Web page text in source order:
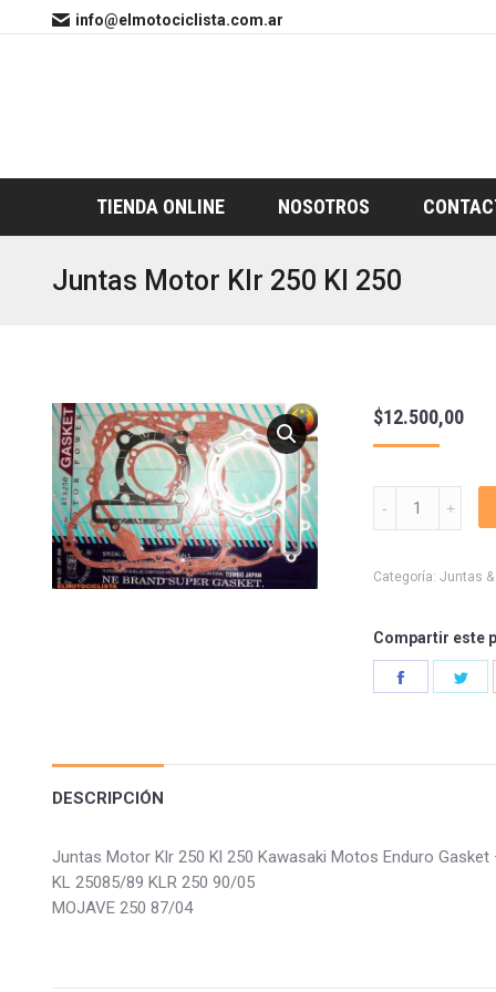
info@elmotociclista.com.ar
TIENDA ONLINE NOSOTROS
Juntas Motor Klr 250 Kl 250
$12.500,00
Juntas
250
quantity
Categoría:Juntas
Compartir este
DESCRIPCIÓN
Juntas Motor Klr 250 Kl 250 Kawasaki Motos Enduro Gasket
KL 25085/89 KLR 250 90/05
MOJAVE 250 87/04